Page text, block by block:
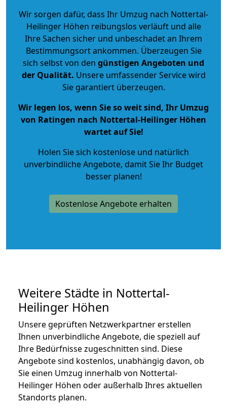
Wir sorgen dafür, dass Ihr Umzug nach Nottertal-
Heilinger Höhen reibungslos verläuft und alle
Ihre Sachen sicher und unbeschadet an Ihrem
Bestimmungsort ankommen. Überzeugen Sie
sich selbst von den günstigen Angeboten und
der Qualität. Unsere umfassender Service wird
Sie garantiert überzeugen.
Wir legen los, wenn Sie so weit sind, Ihr Umzug
von Ratingen nach Nottertal-Heilinger Höhen
wartet auf Sie!
Holen Sie sich kostenlose und natürlich
unverbindliche Angebote, damit Sie Ihr Budget
besser planen!
Kostenlose Angebote erhalten
Weitere Städte in Nottertal-
Heilinger Höhen
Unsere geprüften Netzwerkpartner erstellen
Ihnen unverbindliche Angebote, die speziell auf
Ihre Bedürfnisse zugeschnitten sind. Diese
Angebote sind kostenlos, unabhängig davon, ob
Sie einen Umzug innerhalb von Nottertal-
Heilinger Höhen oder außerhalb Ihres aktuellen
Standorts planen.